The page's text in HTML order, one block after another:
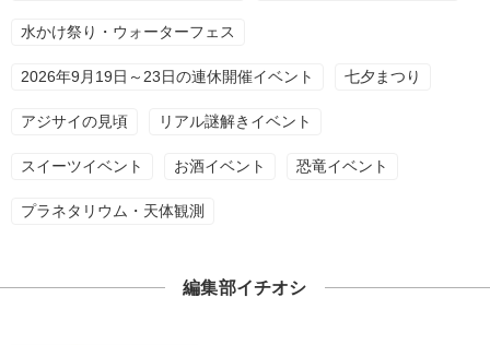
水かけ祭り・ウォーターフェス
2026年9月19日～23日の連休開催イベント 七夕まつり
アジサイの見頃 リアル謎解きイベント
スイーツイベント お酒イベント 恐竜イベント
プラネタリウム・天体観測
編集部イチオシ